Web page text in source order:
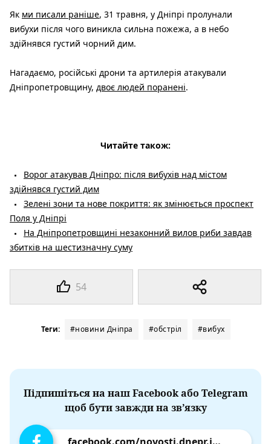
54
Як ми писали раніше, 31 травня, у Дніпрі пролунали
вибухи після чого виникла сильна пожежа, а в небо
здійнявся густий чорний дим.
Нагадаємо, російські дрони та артилерія атакували
Дніпропетровщину, двоє людей поранені.
Читайте також:
Ворог атакував Дніпро: після вибухів над містом
здійнявся густий дим
Зелені зони та нове покриття: як змінюється проспект
Поля у Дніпрі
На Дніпропетровщині незаконний вилов риби завдав
збитків на шестизначну суму
Теги: #новини Дніпра #обстріл #вибух
Підпишіться на наш Facebook або Telegram
щоб бути завжди на зв’язку